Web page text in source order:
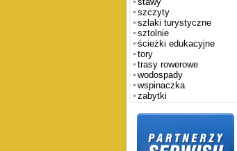
szczyty
szlaki turystyczne
sztolnie
ścieżki edukacyjne
tory
trasy rowerowe
wodospady
wspinaczka
zabytki